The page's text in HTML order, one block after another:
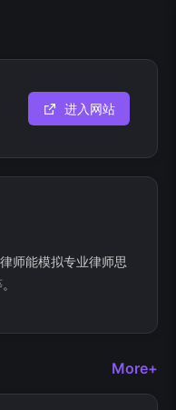
进入网站
师能模拟专业律师思
More+